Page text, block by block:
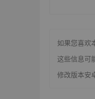
如果您喜欢
这些信息可
修改版本安